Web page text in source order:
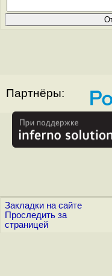
Партнёры:
Закладки на сайте
Проследить за
страницей